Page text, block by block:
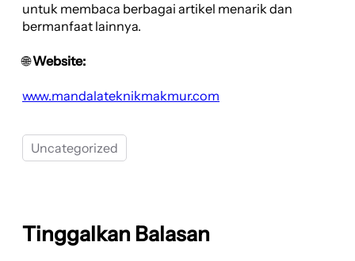
untuk membaca berbagai artikel menarik dan
bermanfaat lainnya.
🌐Website:
www.mandalateknikmakmur.com
Uncategorized
Tinggalkan Balasan